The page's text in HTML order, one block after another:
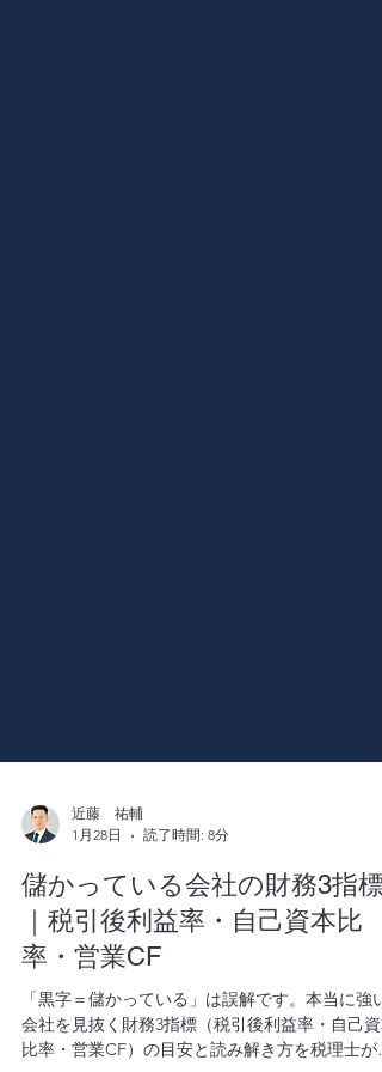
近藤 祐輔
1月28日
読了時間: 8分
儲かっている会社の財務3指標
｜税引後利益率・自己資本比
率・営業CF